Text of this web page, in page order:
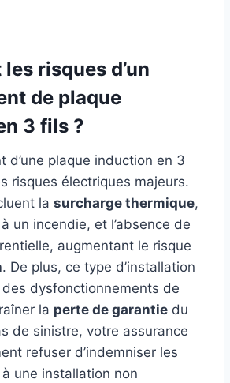
risques d’un
de plaque
3 fils ?
d’une plaque induction en 3
risques électriques majeurs.
la surcharge thermique,
un incendie, et l’absence de
augmentant le risque
. De plus, ce type d’installation
dysfonctionnements de
la perte de garantie du
de sinistre, votre assurance
refuser d’indemniser les
une installation non